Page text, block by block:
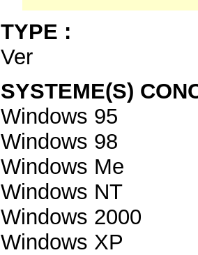
TYPE :
Ver
SYSTEME(S)
Windows 95
Windows 98
Windows Me
Windows NT
Windows 2000
Windows XP